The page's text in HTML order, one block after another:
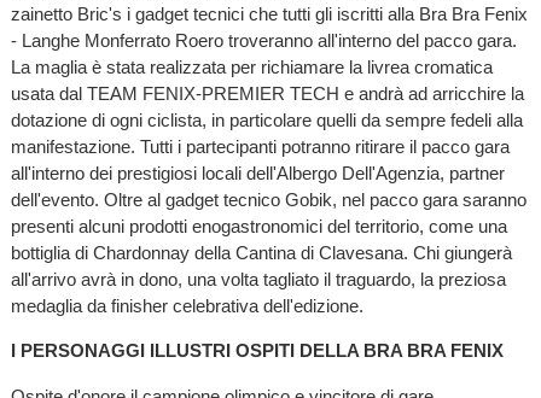
zainetto Bric's i gadget tecnici che tutti gli iscritti alla Bra Bra Fenix
- Langhe Monferrato Roero troveranno all'interno del pacco gara.
La maglia è stata realizzata per richiamare la livrea cromatica
usata dal TEAM FENIX-PREMIER TECH e andrà ad arricchire la
dotazione di ogni ciclista, in particolare quelli da sempre fedeli alla
manifestazione. Tutti i partecipanti potranno ritirare il pacco gara
all'interno dei prestigiosi locali dell'Albergo Dell'Agenzia, partner
dell'evento. Oltre al gadget tecnico Gobik, nel pacco gara saranno
presenti alcuni prodotti enogastronomici del territorio, come una
bottiglia di Chardonnay della Cantina di Clavesana. Chi giungerà
all'arrivo avrà in dono, una volta tagliato il traguardo, la preziosa
medaglia da finisher celebrativa dell'edizione.
I PERSONAGGI ILLUSTRI OSPITI DELLA BRA BRA FENIX